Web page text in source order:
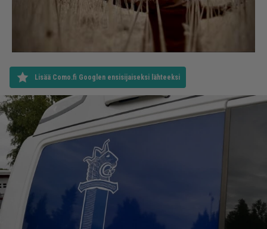
Lisää Como.fi Googlen ensisijaiseksi lähteeksi